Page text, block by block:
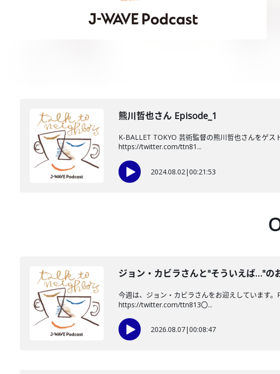
熊川哲也さん Episode_1
K-BALLET TOKYO 芸術監督の熊川哲也さんをゲ
https://twitter.com/ttn81...
2024.08.02|00:21:53
ジョン・カビラさんと"そういえば…"の
今週は、ジョン・カビラさんをお迎えしています
https://twitter.com/ttn813〇...
2026.08.07|00:08:47